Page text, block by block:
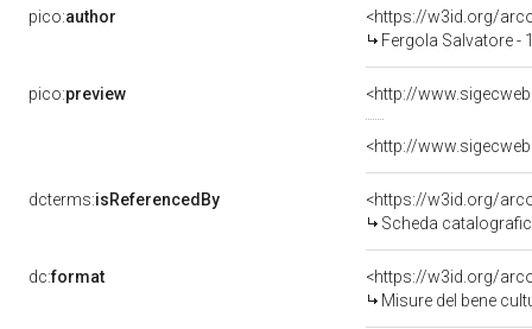
pico:author
<https://w3id.org/
Fergola Salvatore -
pico:preview
dcterms:isReferencedBy
<https://w3id.org/
Scheda
dc:format
<https://w3id.org/
Misure del bene